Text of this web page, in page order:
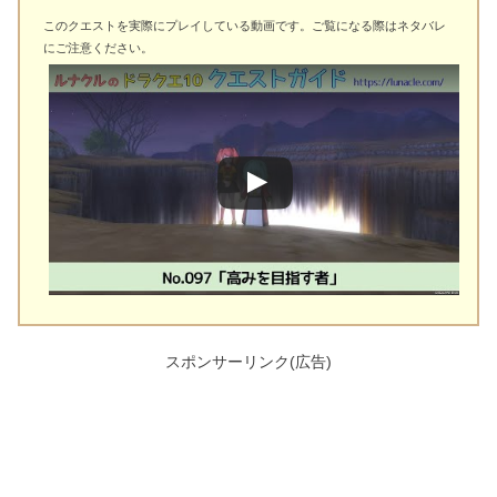
このクエストを実際にプレイしている動画です。ご覧になる際はネタバレ
にご注意ください。
スポンサーリンク(広告)